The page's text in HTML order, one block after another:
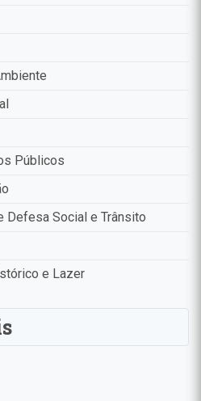
Públicos
Defesa Social e Trânsito
e Lazer